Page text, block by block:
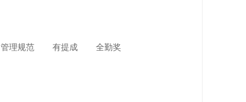
管理规范 有提成 全勤奖